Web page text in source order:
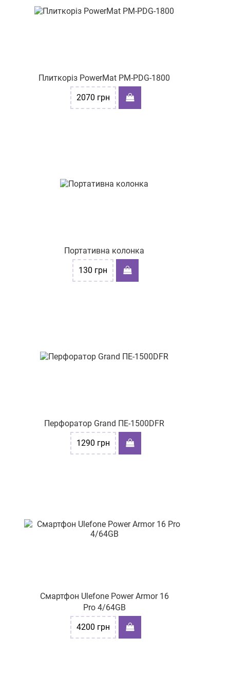
Плиткоріз PowerMat PM-PDG-1800
2070 грн
Портативна колонка
130 грн
Перфоратор Grand ПЕ-1500DFR
1290 грн
Смартфон Ulefone Power Armor 16
Pro 4/64GB
4200 грн